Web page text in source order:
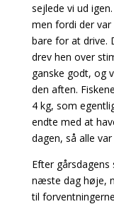
sejlede vi ud
men fordi der
bare for at drive.
drev hen over
ganske godt, og
den aften.
4 kg, som
endte med at
dagen, så alle
Efter
næste dag høje,
til